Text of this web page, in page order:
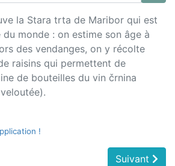
la Stara trta de Maribor qui est
monde : on estime son âge à
des vendanges, on y récolte
raisins qui permettent de
de bouteilles du vin črnina
!
Suivant